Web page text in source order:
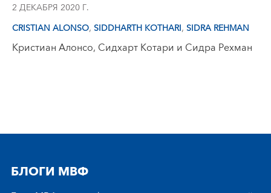
2 ДЕКАБРЯ 2020 Г.
CRISTIAN ALONSO, SIDDHARTH KOTHARI, SIDRA REHMAN
Кристиан Алонсо, Сидхарт Котари и Сидра Рехман
БЛОГИ МВФ